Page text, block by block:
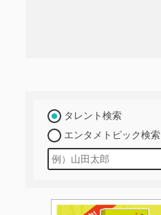
タレント検索
エンタメトピック検索